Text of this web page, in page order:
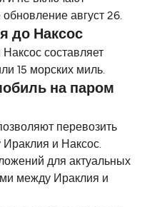
август 26.
до Наксос
составляет
15 морских миль.
на паром
перевозить
и Наксос.
для актуальных
между Ираклия и